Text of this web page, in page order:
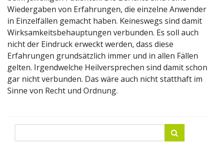
Wiedergaben von Erfahrungen, die einzelne Anwender
in Einzelfällen gemacht haben. Keineswegs sind damit
Wirksamkeitsbehauptungen verbunden. Es soll auch
nicht der Eindruck erweckt werden, dass diese
Erfahrungen grundsätzlich immer und in allen Fällen
gelten. Irgendwelche Heilversprechen sind damit schon
gar nicht verbunden. Das wäre auch nicht statthaft im
Sinne von Recht und Ordnung.